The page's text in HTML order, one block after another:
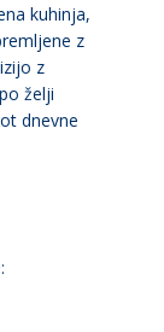
kuhinja,
z
z
želji
dnevne